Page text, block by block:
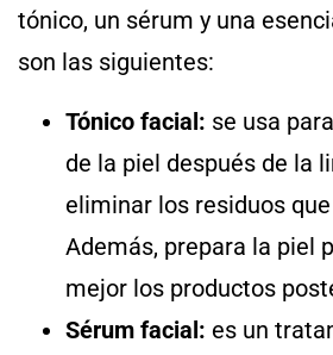
tónico, un sérum y una
son las siguientes:
Tónico facial: se usa
de la piel después de la
eliminar los residuos
Además, prepara la piel
mejor los productos
Sérum facial: es un